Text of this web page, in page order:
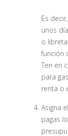
Es
unos
o
función
Ten en
para
renta o
Asigna
pagas